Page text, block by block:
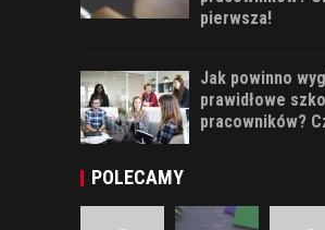
pierwsza!
Jak powinno
prawidłowe
pracowników?
POLECAMY